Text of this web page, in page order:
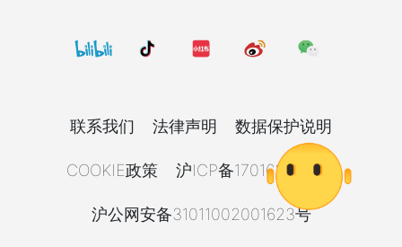
联系我们 法律声明 数据保护说明
COOKIE政策 沪ICP备17016392号-8
沪公网安备31011002001623号